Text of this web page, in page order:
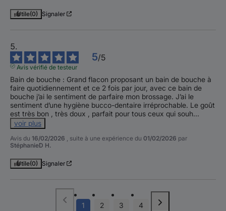
Utile(0) Signaler
5/5
Avis vérifié de testeur
Bain de bouche : Grand flacon proposant un bain de bouche à
faire quotidiennement et ce 2 fois par jour, avec ce bain de
bouche j’ai le sentiment de parfaire mon brossage. J’ai le
sentiment d’une hygiène bucco-dentaire irréprochable. Le goût
est très bon , très doux , parfait pour tous ceux qui souh...
voir plus
Avis du 16/02/2026 , suite à une expérience du 01/02/2026 par
StéphanieD H.
Utile(0) Signaler
1 2 3 4